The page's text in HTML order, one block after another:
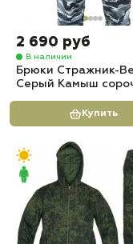
2 690 руб
В наличии
Брюки Стражник-
Серый Камыш
Купить